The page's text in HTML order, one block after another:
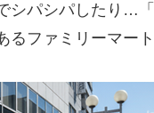
シパシパしたり…
ファミリーマー